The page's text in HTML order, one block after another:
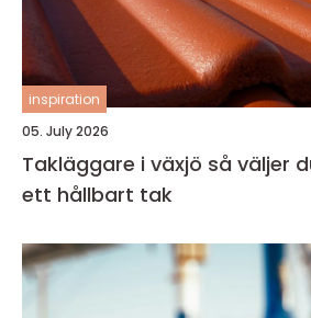
inspiration
05. July 2026
Takläggare i växjö så väljer du rätt och får
ett hållbart tak